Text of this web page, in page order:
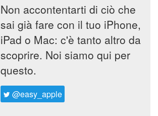
Non accontentarti di ciò che
sai già fare con il tuo iPhone,
iPad o Mac: c'è tanto altro da
scoprire. Noi siamo qui per
questo.
@easy_apple